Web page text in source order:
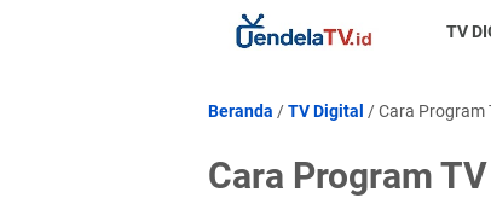
TV
Beranda /TV Digital /Cara Program
Cara Program